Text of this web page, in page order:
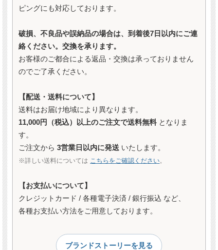
ピングにも対応しております。
破損、不良品や誤納品の場合は、到着後7日以内にご連
絡ください。交換を承ります。
お客様のご都合による返品・交換は承っておりません
のでご了承ください。
【配送・送料について】
送料はお届け地域により異なります。
11,000円（税込）以上のご注文で送料無料 となりま
す。
ご注文から 3営業日以内に発送 いたします。
※詳しい送料については こちらをご確認ください。
【お支払いについて】
クレジットカード / 各種電子決済 / 銀行振込 など、
各種お支払い方法をご用意しております。
ブランドストーリーを見る